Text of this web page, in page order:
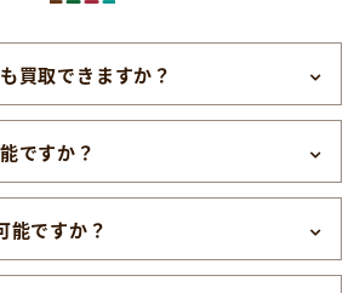
買取できますか？
ですか？
能ですか？